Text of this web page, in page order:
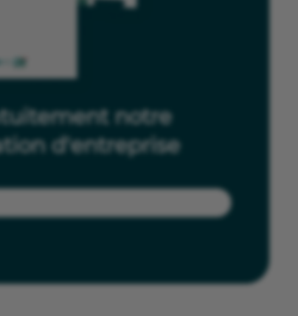
notre
d'entreprise